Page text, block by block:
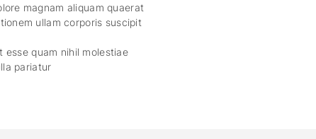
magnam aliquam quaerat
ullam corporis suscipit
quam nihil molestiae
pariatur